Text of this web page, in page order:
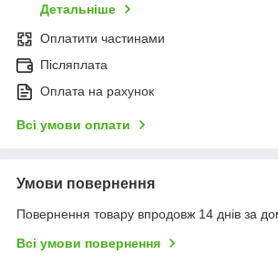
Детальніше
Оплатити частинами
Післяплата
Оплата на рахунок
Всі умови оплати
Умови повернення
Повернення товару впродовж 14 днів за
Всі умови повернення